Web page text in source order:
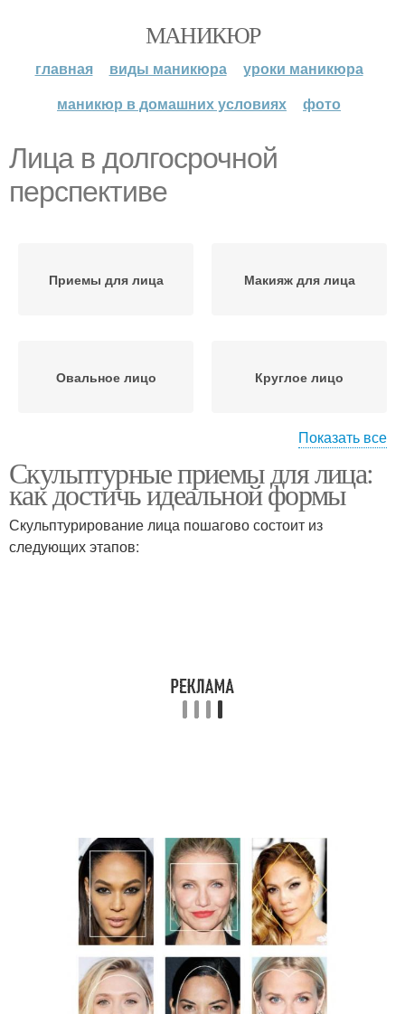
МАНИКЮР
главная виды маникюра
уроки маникюра
маникюр в домашних условиях
фото
Лица в долгосрочной
перспективе
Приемы для лица Макияж для лица
Овальное лицо Круглое лицо
Прямоугольное лицо Квадратное лицо
Показать все
Скульптурные приемы для лица:
как достичь идеальной формы
Скульптурирование лица пошагово состоит из
следующих этапов: